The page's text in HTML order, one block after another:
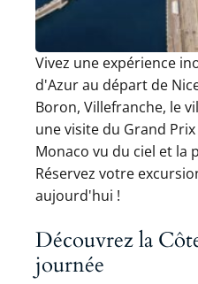
Vivez une expérience
d'Azur au départ de
Boron, Villefranche, le
une visite du Grand
Monaco vu du ciel et la
Réservez votre
aujourd'hui !
Découvrez la
journée